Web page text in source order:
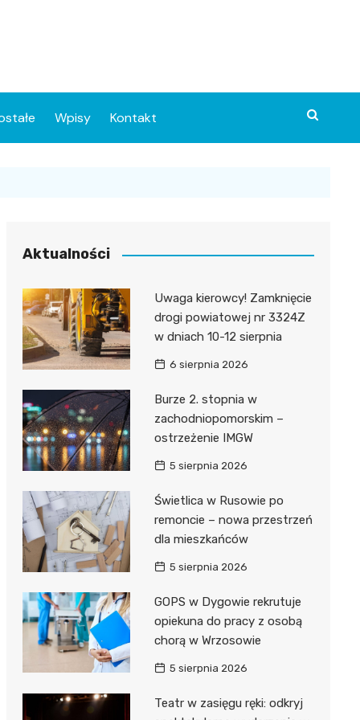
Wpisy Kontakt
9:00 10:00 11:00
Aktualności
Uwaga kierowcy! Zamknięcie
drogi powiatowej nr 3324Z
w dniach 10-12 sierpnia
6 sierpnia 2026
Burze 2. stopnia w
zachodniopomorskim –
ostrzeżenie IMGW
5 sierpnia 2026
Świetlica w Rusowie po
remoncie – nowa przestrzeń
dla mieszkańców
5 sierpnia 2026
GOPS w Dygowie rekrutuje
opiekuna do pracy z osobą
chorą w Wrzosowie
5 sierpnia 2026
Teatr w zasięgu ręki: odkryj